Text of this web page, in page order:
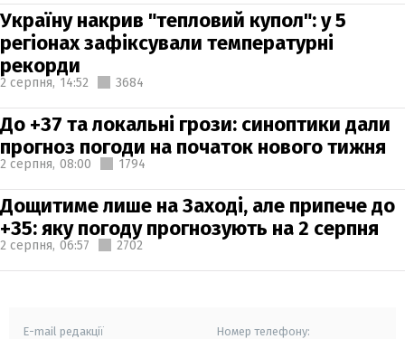
Україну накрив "тепловий купол": у 5
регіонах зафіксували температурні
рекорди
2 серпня, 14:52 3684
До +37 та локальні грози: синоптики дали
прогноз погоди на початок нового тижня
2 серпня, 08:00 1794
Дощитиме лише на Заході, але припече до
+35: яку погоду прогнозують на 2 серпня
2 серпня, 06:57 2702
E-mail редакції Номер телефону: